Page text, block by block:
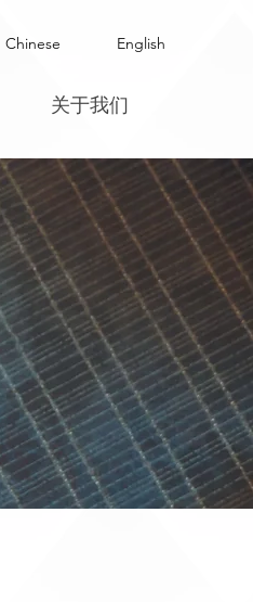
Chinese English
关于我们